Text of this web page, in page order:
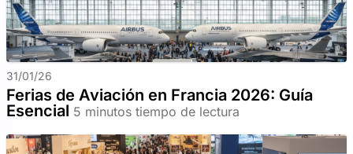
31/01/26
Ferias de Aviación en Francia 2026: Guía
Esencial 5 minutos tiempo de lectura